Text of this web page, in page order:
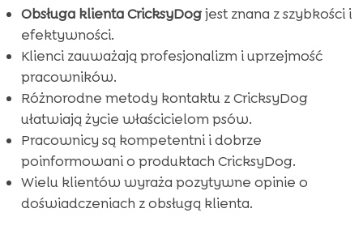
 Innowacje i ulepszenia w obsłudze klienta

Porównanie obsługi klienta CricksyDog z
innymi firmami
 Dlaczego warto zaufać CricksyDog?
Podsumowanie naszych wrażeń
Wniosek
FAQ
Obsługa klienta CricksyDogjest znana z szybkości i
efektywności.
Klienci zauważają profesjonalizm i uprzejmość
pracowników.
Różnorodne metody kontaktu z CricksyDog
ułatwiają życie właścicielom psów.
Pracownicy są kompetentni i dobrze
poinformowani o produktach CricksyDog.
Wielu klientów wyraża pozytywne opinie o
doświadczeniach z obsługą klienta.